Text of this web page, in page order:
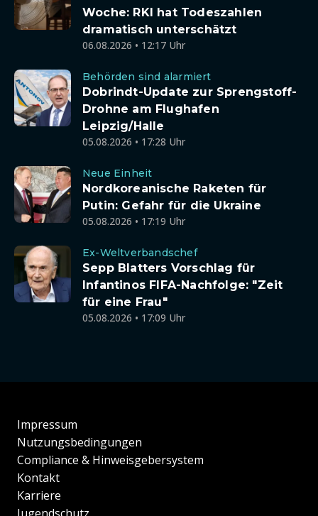
Woche: RKI hat Todeszahlen
dramatisch unterschätzt
06.08.2026 • 12:17 Uhr
Behörden sind alarmiert
Dobrindt-Update zur Sprengstoff-
Drohne am Flughafen
Leipzig/Halle
05.08.2026 • 17:28 Uhr
Neue Einheit
Nordkoreanische Raketen für
Putin: Gefahr für die Ukraine
05.08.2026 • 17:19 Uhr
Ex-Weltverbandschef
Sepp Blatters Vorschlag für
Infantinos FIFA-Nachfolge: "Zeit
für eine Frau"
05.08.2026 • 17:09 Uhr
Impressum
Nutzungsbedingungen
Compliance & Hinweisgebersystem
Kontakt
Karriere